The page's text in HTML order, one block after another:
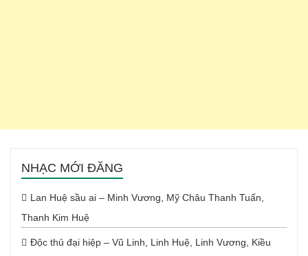
NHẠC MỚI ĐĂNG
Lan Huệ sầu ai – Minh Vương, Mỹ Châu Thanh Tuấn,
Thanh Kim Huệ
Độc thủ đại hiệp – Vũ Linh, Linh Huệ, Linh Vương, Kiều